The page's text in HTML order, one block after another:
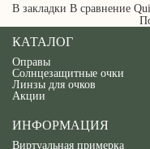
В закладки В сравнение
КАТАЛОГ
Оправы
Солнцезащитные очки
Линзы для очков
Акции
ИНФОРМАЦИЯ
Виртуальная примерка